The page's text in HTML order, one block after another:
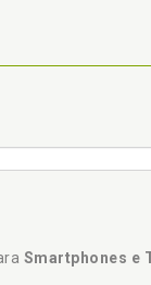
p. 35
Smartphones e